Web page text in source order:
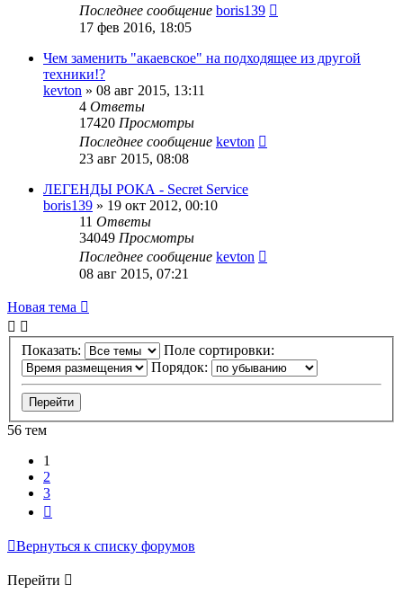
Последнее сообщение boris139
17 фев 2016, 18:05
Чем заменить "акаевское" на подходящее из другой
техники!?
kevton » 08 авг 2015, 13:11
4 Ответы
17420 Просмотры
Последнее сообщение kevton
23 авг 2015, 08:08
ЛЕГЕНДЫ РОКА - Secret Service
boris139 » 19 окт 2012, 00:10
11 Ответы
34049 Просмотры
Последнее сообщение kevton
08 авг 2015, 07:21
Новая тема
Показать:
Поле сортировки:
Порядок:
56 тем
1
2
3
Вернуться к списку форумов
Перейти